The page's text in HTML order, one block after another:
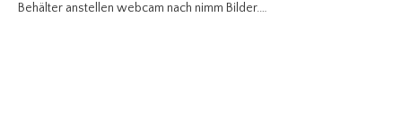
Behälter anstellen webcam nach nimm Bilder.…